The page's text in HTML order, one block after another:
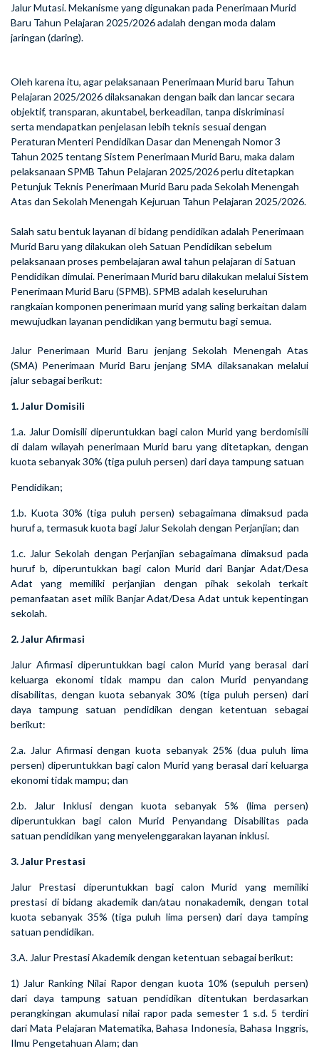
Jalur Mutasi. Mekanisme yang digunakan pada Penerimaan Murid
Baru Tahun Pelajaran 2025/2026 adalah dengan moda dalam
jaringan (daring).
Oleh karena itu, agar pelaksanaan Penerimaan Murid baru Tahun
Pelajaran 2025/2026 dilaksanakan dengan baik dan lancar secara
objektif, transparan, akuntabel, berkeadilan, tanpa diskriminasi
serta mendapatkan penjelasan lebih teknis sesuai dengan
Peraturan Menteri Pendidikan Dasar dan Menengah Nomor 3
Tahun 2025 tentang Sistem Penerimaan Murid Baru, maka dalam
pelaksanaan SPMB Tahun Pelajaran 2025/2026 perlu ditetapkan
Petunjuk Teknis Penerimaan Murid Baru pada Sekolah Menengah
Atas dan Sekolah Menengah Kejuruan Tahun Pelajaran 2025/2026.
Salah satu bentuk layanan di bidang pendidikan adalah Penerimaan
Murid Baru yang dilakukan oleh Satuan Pendidikan sebelum
pelaksanaan proses pembelajaran awal tahun pelajaran di Satuan
Pendidikan dimulai. Penerimaan Murid baru dilakukan melalui Sistem
Penerimaan Murid Baru (SPMB). SPMB adalah keseluruhan
rangkaian komponen penerimaan murid yang saling berkaitan dalam
mewujudkan layanan pendidikan yang bermutu bagi semua.
Jalur Penerimaan Murid Baru jenjang Sekolah Menengah Atas
(SMA) Penerimaan Murid Baru jenjang SMA dilaksanakan melalui
jalur sebagai berikut:
1. Jalur Domisili
1.a. Jalur Domisili diperuntukkan bagi calon Murid yang berdomisili
di dalam wilayah penerimaan Murid baru yang ditetapkan, dengan
kuota sebanyak 30% (tiga puluh persen) dari daya tampung satuan
Pendidikan;
1.b. Kuota 30% (tiga puluh persen) sebagaimana dimaksud pada
huruf a, termasuk kuota bagi Jalur Sekolah dengan Perjanjian; dan
1.c. Jalur Sekolah dengan Perjanjian sebagaimana dimaksud pada
huruf b, diperuntukkan bagi calon Murid dari Banjar Adat/Desa
Adat yang memiliki perjanjian dengan pihak sekolah terkait
pemanfaatan aset milik Banjar Adat/Desa Adat untuk kepentingan
sekolah.
2. Jalur Afirmasi
Jalur Afirmasi diperuntukkan bagi calon Murid yang berasal dari
keluarga ekonomi tidak mampu dan calon Murid penyandang
disabilitas, dengan kuota sebanyak 30% (tiga puluh persen) dari
daya tampung satuan pendidikan dengan ketentuan sebagai
berikut:
2.a. Jalur Afirmasi dengan kuota sebanyak 25% (dua puluh lima
persen) diperuntukkan bagi calon Murid yang berasal dari keluarga
ekonomi tidak mampu; dan
2.b. Jalur Inklusi dengan kuota sebanyak 5% (lima persen)
diperuntukkan bagi calon Murid Penyandang Disabilitas pada
satuan pendidikan yang menyelenggarakan layanan inklusi.
3. Jalur Prestasi
Jalur Prestasi diperuntukkan bagi calon Murid yang memiliki
prestasi di bidang akademik dan/atau nonakademik, dengan total
kuota sebanyak 35% (tiga puluh lima persen) dari daya tamping
satuan pendidikan.
3.A. Jalur Prestasi Akademik dengan ketentuan sebagai berikut:
1) Jalur Ranking Nilai Rapor dengan kuota 10% (sepuluh persen)
dari daya tampung satuan pendidikan ditentukan berdasarkan
perangkingan akumulasi nilai rapor pada semester 1 s.d. 5 terdiri
dari Mata Pelajaran Matematika, Bahasa Indonesia, Bahasa Inggris,
Ilmu Pengetahuan Alam; dan